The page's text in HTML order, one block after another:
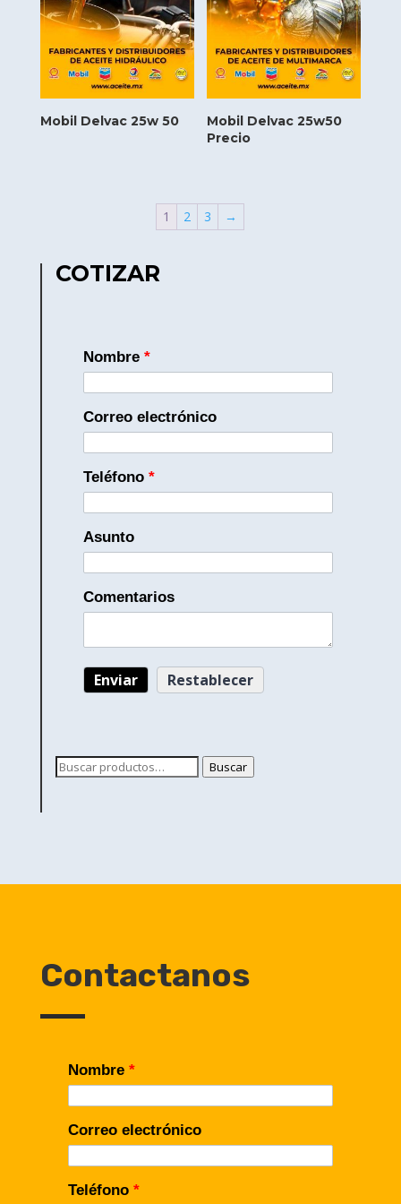
Mobil Delvac 25w 50
Mobil Delvac 25w50
Precio
1 2 3 →
COTIZAR
Nombre *
Correo electrónico
Teléfono *
Asunto
Comentarios
Buscar
Buscar
Contactanos
Nombre *
Correo electrónico
Teléfono *